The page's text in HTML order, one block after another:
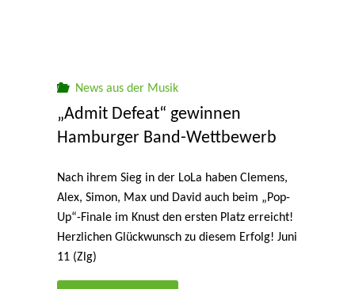
News aus der Musik
„Admit Defeat“ gewinnen
Hamburger Band-Wettbewerb
Nach ihrem Sieg in der LoLa haben Clemens,
Alex, Simon, Max und David auch beim „Pop-
Up“-Finale im Knust den ersten Platz erreicht!
Herzlichen Glückwunsch zu diesem Erfolg! Juni
11 (Zlg)